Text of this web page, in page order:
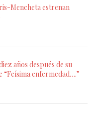
Mencheta estrenan
años después de su
“Feísima enfermedad….”